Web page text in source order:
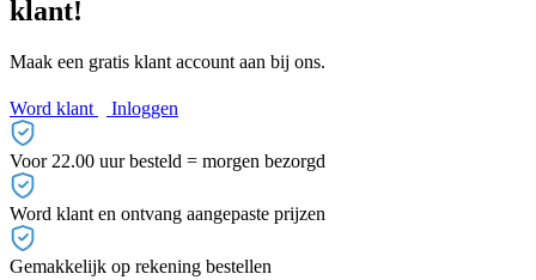
klant!
Maak een gratis klant account aan bij ons.
Word klant Inloggen
Voor 22.00 uur besteld = morgen bezorgd
Word klant en ontvang aangepaste prijzen
Gemakkelijk op rekening bestellen